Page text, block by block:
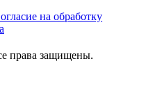
на обработку
права защищены.